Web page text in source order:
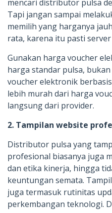
mencari distributor pulsa
Tapi jangan sampai
memilih yang harganya
rata, karena itu pasti
Gunakan harga voucher
harga standar pulsa,
voucher elektronik
lebih murah dari harga
langsung dari provider.
2. Tampilan website
Distributor pulsa yang
profesional biasanya juga
dan etika kinerja, hingga
keuntungan semata.
juga termasuk rutinitas
perkembangan teknologi.